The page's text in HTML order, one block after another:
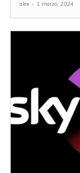
alex - 1 marzo, 2024